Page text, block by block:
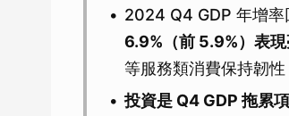
2024 Q4 GDP 年增率
6.9%（前 5.9%）表
等服務類消費保持韌性
投資是 Q4 GDP 拖累項